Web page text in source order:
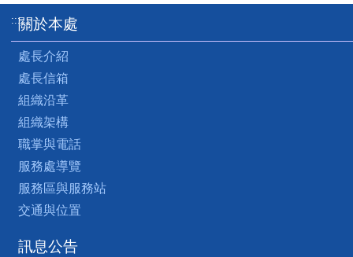
:::關於本處
處長介紹
處長信箱
組織沿革
組織架構
職掌與電話
服務處導覽
服務區與服務站
交通與位置
訊息公告